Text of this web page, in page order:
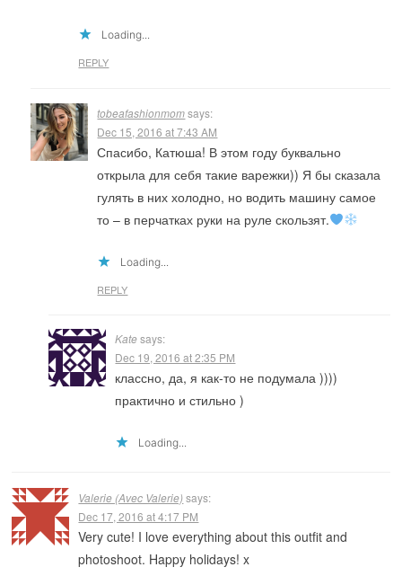
Loading...
REPLY
tobeafashionmom says:
Dec 15, 2016 at 7:43 AM
Спасибо, Катюша! В этом году буквально
открыла для себя такие варежки)) Я бы сказала
гулять в них холодно, но водить машину самое
то – в перчатках руки на руле скользят.
Loading...
REPLY
Kate says:
Dec 19, 2016 at 2:35 PM
классно, да, я как-то не подумала ))))
практично и стильно )
Loading...
Valerie (Avec Valerie) says:
Dec 17, 2016 at 4:17 PM
Very cute! I love everything about this outfit and
photoshoot. Happy holidays! x